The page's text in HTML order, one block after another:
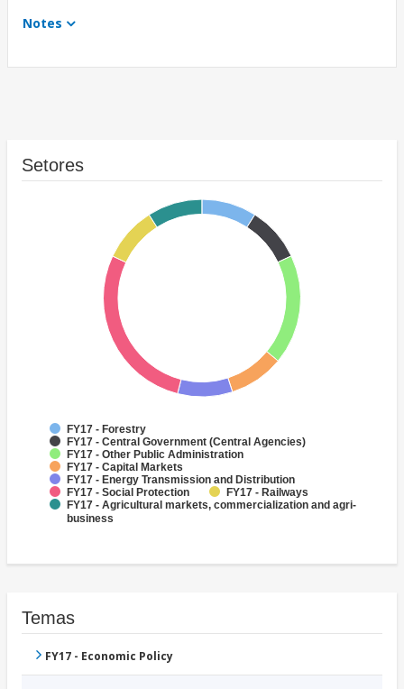
Notes
Setores
FY17 - Forestry
FY17 - Central Government (Central Agencies)
FY17 - Other Public Administration
FY17 - Capital Markets
FY17 - Energy Transmission and Distribution
FY17 - Social Protection
FY17 - Railways
FY17 - Agricultural markets, commercialization and agri-
business
Temas
FY17 - Economic Policy